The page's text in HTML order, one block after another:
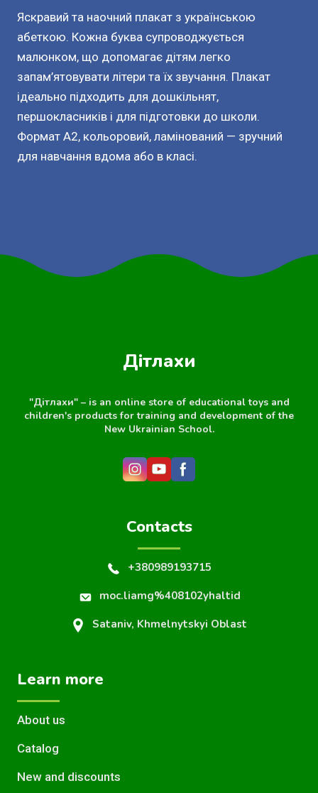
Яскравий та наочний плакат з українською
абеткою. Кожна буква супроводжується
малюнком, що допомагає дітям легко
запам’ятовувати літери та їх звучання. Плакат
ідеально підходить для дошкільнят,
першокласників і для підготовки до школи.
Формат А2, кольоровий, ламінований — зручний
для навчання вдома або в класі.
Дітлахи
"Дітлахи" – is an online store of educational toys and
children's products for training and development of the
New Ukrainian School.
Contacts
+380989193715
moc.liamg%408102yhaltid
Sataniv, Khmelnytskyi Oblast
Learn more
About us
Catalog
New and discounts